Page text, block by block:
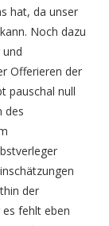
hat, da unser
Noch dazu
Offerieren der
pauschal null
des
der
fehlt eben